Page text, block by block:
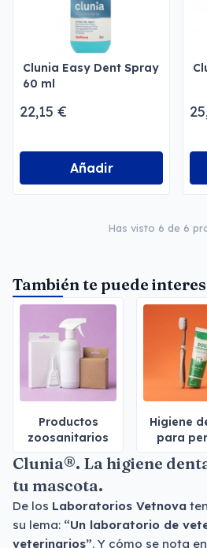
Clunia Easy Dent Spray
60 ml
22,15 €
Añadir
Has visto 6 de 6
También te puede
Productos
zoosanitarios
Higiene
para
Clunia®. La higiene
tu mascota.
De los Laboratorios Vetnova
su lema: “Un laboratorio de
veterinarios”. Y cómo se nota